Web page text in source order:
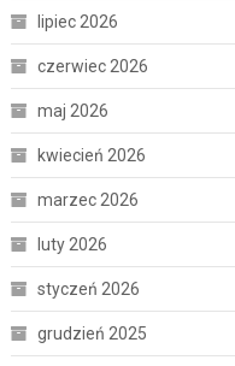
lipiec 2026
czerwiec 2026
maj 2026
kwiecień 2026
marzec 2026
luty 2026
styczeń 2026
grudzień 2025